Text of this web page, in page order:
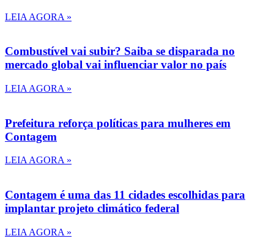
LEIA AGORA »
Combustível vai subir? Saiba se disparada no
mercado global vai influenciar valor no país
LEIA AGORA »
Prefeitura reforça políticas para mulheres em
Contagem
LEIA AGORA »
Contagem é uma das 11 cidades escolhidas para
implantar projeto climático federal
LEIA AGORA »